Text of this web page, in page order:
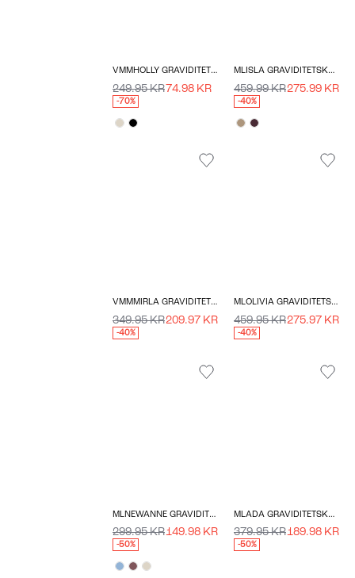
VMMHOLLY GRAVIDITETSSTRIKTRØJE
249.95 KR 74.98 KR
-70%
MLISLA GRAVIDITETSKJOLE
459.99 KR275.99 KR
-40%
VMMMIRLA GRAVIDITETSSTRIKTRØJE
349.95 KR209.97 KR
-40%
MLOLIVIA GRAVIDITETSJEANS
459.95 KR275.97 KR
-40%
MLNEWANNE GRAVIDITETSSTRIKTRØJE
299.95 KR149.98 KR
-50%
MLADA GRAVIDITETSKJOLE
379.95 KR189.98 KR
-50%